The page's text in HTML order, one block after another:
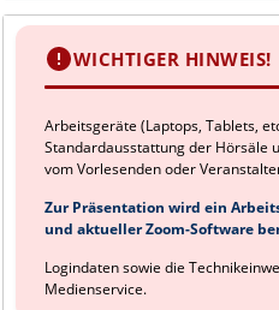
WICHTIGER HINWEIS!
Arbeitsgeräte (Laptops, Tablets,
Standardausstattung der Hörsäle
vom Vorlesenden oder
Zur Präsentation wird ein
und aktueller Zoom-Software
Logindaten sowie die
Medienservice.